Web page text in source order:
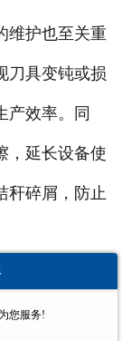
护也至关重
刀具变钝或损
产效率。同
，延长设备使
秆碎屑，防止
理、显著的
您服务!